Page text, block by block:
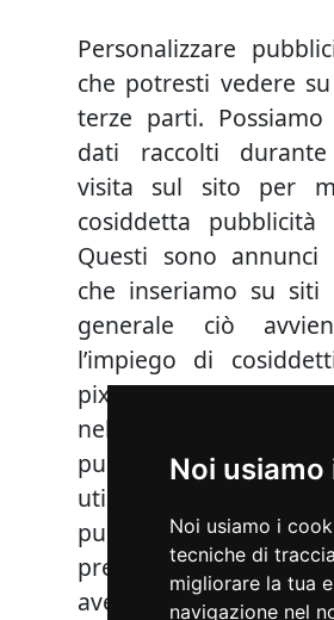
Noi
Noi usiamo i
tecniche di
migliorare la tua
navigazione nel
Personalizzare
che potresti vedere
terze parti.
dati raccolti
visita sul sito per
cosiddetta pubblicità
Questi sono annunci
che inseriamo su
generale ciò
l’impiego di
pixel. Il nostro
nel rendere la
pubblicitaria più
utile a voi, quindi
pubblicità su
prevalentemente
avete già esaminato